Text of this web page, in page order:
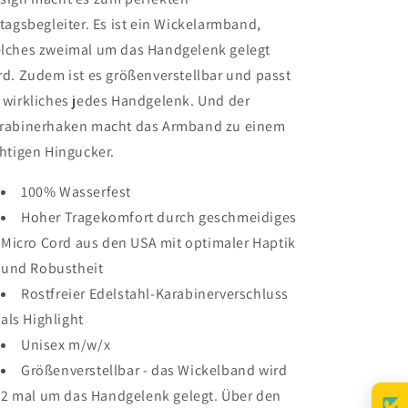
Es ist ein Wickelarmband,
zweimal um das Handgelenk gelegt
Zudem ist es größenverstellbar und passt
wirkliches jedes Handgelenk. Und der
macht das Armband zu einem
Hingucker.
100% Wasserfest
Hoher Tragekomfort durch geschmeidiges
Micro Cord aus den USA mit optimaler Haptik
und Robustheit
Rostfreier Edelstahl-Karabinerverschluss
als Highlight
Unisex m/w/x
Größenverstellbar - das Wickelband wird
2 mal um das Handgelenk gelegt. Über den